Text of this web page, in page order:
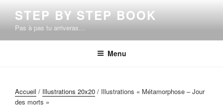
contenu
principal
STEP BY STEP BOOK
Pas à pas tu arriveras…
Menu
Accueil / Illustrations 20x20 / Illustrations « Métamorphose – Jour
des morts »